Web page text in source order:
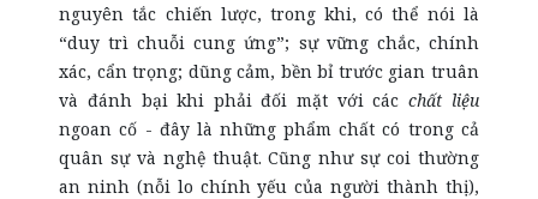
nguyên tắc chiến lược, trong khi, có thể nói là
“duy trì chuỗi cung ứng”; sự vững chắc, chính
xác, cẩn trọng; dũng cảm, bền bỉ trước gian truân
và đánh bại khi phải đối mặt với cácchất liệu
ngoan cố - đây là những phẩm chất có trong cả
quân sự và nghệ thuật. Cũng như sự coi thường
an ninh (nỗi lo chính yếu của người thành thị),